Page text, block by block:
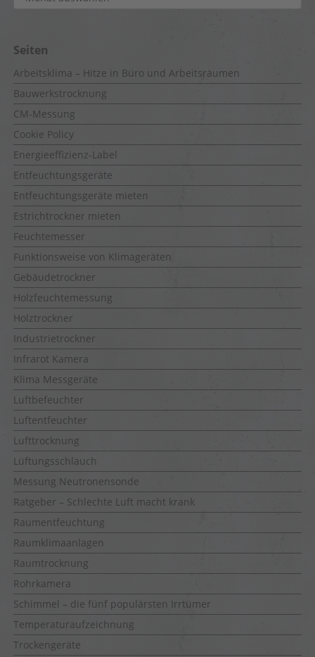
Seiten
Arbeitsklima – Hitze in Büro und Arbeitsräumen
Bauwerkstrocknung
CM-Messung
Cookie Policy
Energieeffizienz-Label
Entfeuchtungsgeräte
Entfeuchtungsgeräte mieten
Estrichtrockner mieten
Feuchtemesser
Funktionsweise von Klimageräten
Gebäudetrockner
Holzfeuchtemessung
Holztrockner
Industrietrockner
Infrarot Kamera
Klima Messgeräte
Luftbefeuchter
Luftentfeuchter
Lufttrocknung
Lüftungsschlauch
Messung Neutronensonde
Ratgeber – Schlechte Luft macht krank
Raumentfeuchtung
Raumklimaanlagen
Raumtrocknung
Rohrkamera
Schimmel – die fünf populärsten Irrtümer
Temperaturaufzeichnung
Trockengeräte